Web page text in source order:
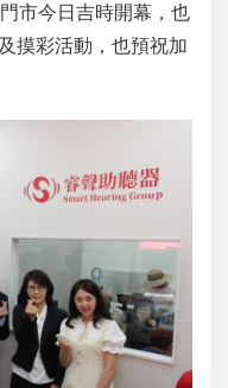
市今日吉時開幕，也
摸彩活動，也預祝加